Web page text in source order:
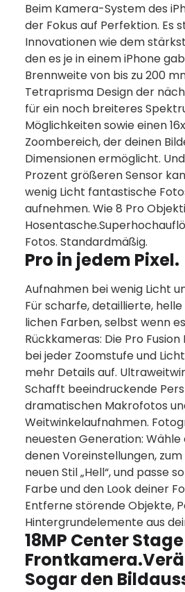
Beim Kamera-System des
der Fokus auf Perfektion. Es
Innovationen wie dem
den es je in einem iPhone
Brennweite von bis zu 200
Tetraprisma Design der
für ein noch breiteres
Möglich­keiten sowie einen
Zoombereich, der deinen
Dimensionen ermög­licht.
Prozent größeren Sensor
wenig Licht fantastische
aufnehmen. Wie 8 Pro
Fotos. Standardmäßig.
Pro in jedem Pixel.
Aufnahmen bei wenig Licht
Für scharfe, detaillierte,
lichen Farben, selbst wenn
Rückkameras: Die Pro
bei jeder Zoomstufe und
mehr Details auf.
Schafft beein­druckende
dramatischen Makrofotos
Weitwinkelaufnahmen.
neuesten Generation:
denen Voreinstellungen,
neuen Stil „Hell“, und passe
Farbe und den Look deiner
Entferne störende Objekte,
Hintergrund­elemente aus
18MP Center Stage
Sogar den